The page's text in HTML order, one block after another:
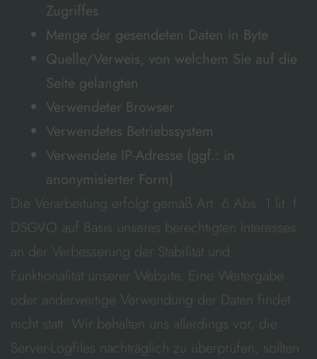
Zugriffes
Menge der gesendeten Daten in Byte
Quelle/Verweis, von welchem Sie auf die
Seite gelangten
Verwendeter Browser
Verwendetes Betriebssystem
Verwendete IP-Adresse (ggf.: in
anonymisierter Form)
Die Verarbeitung erfolgt gemäß Art. 6 Abs. 1 lit. f
DSGVO auf Basis unseres berechtigten Interesses
an der Verbesserung der Stabilität und
Funktionalität unserer Website. Eine Weitergabe
oder anderweitige Verwendung der Daten findet
nicht statt. Wir behalten uns allerdings vor, die
Server-Logfiles nachträglich zu überprüfen, sollten